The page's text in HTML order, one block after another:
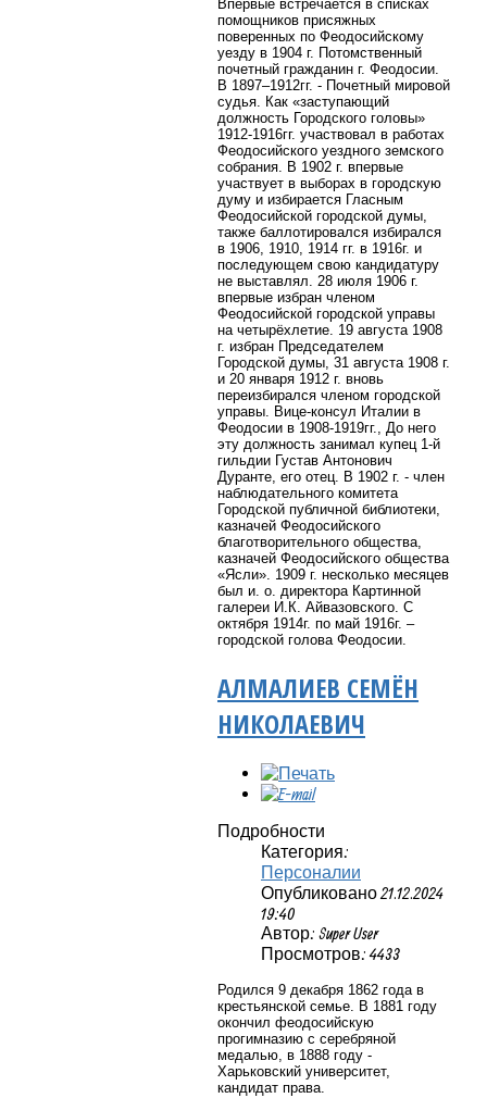
Впервые встречается в списках
помощников присяжных
поверенных по Феодосийскому
уезду в 1904 г. Потомственный
почетный гражданин г. Феодосии.
В 1897–1912гг. - Почетный мировой
судья. Как «заступающий
должность Городского головы»
1912-1916гг. участвовал в работах
Феодосийского уездного земского
собрания. В 1902 г. впервые
участвует в выборах в городскую
думу и избирается Гласным
Феодосийской городской думы,
также баллотировался избирался
в 1906, 1910, 1914 гг. в 1916г. и
последующем свою кандидатуру
не выставлял. 28 июля 1906 г.
впервые избран членом
Феодосийской городской управы
на четырёхлетие. 19 августа 1908
г. избран Председателем
Городской думы, 31 августа 1908 г.
и 20 января 1912 г. вновь
переизбирался членом городской
управы. Вице-консул Италии в
Феодосии в 1908-1919гг., До него
эту должность занимал купец 1-й
гильдии Густав Антонович
Дуранте, его отец. В 1902 г. - член
наблюдательного комитета
Городской публичной библиотеки,
казначей Феодосийского
благотворительного общества,
казначей Феодосийского общества
«Ясли». 1909 г. несколько месяцев
был и. о. директора Картинной
галереи И.К. Айвазовского. С
октября 1914г. по май 1916г. –
городской голова Феодосии.
АЛМАЛИЕВ СЕМЁН
НИКОЛАЕВИЧ
Подробности
Категория:
Персоналии
Опубликовано 21.12.2024
19:40
Автор: Super User
Просмотров: 4433
Родился 9 декабря 1862 года в
крестьянской семье. В 1881 году
окончил феодосийскую
прогимназию с серебряной
медалью, в 1888 году -
Харьковский университет,
кандидат права.